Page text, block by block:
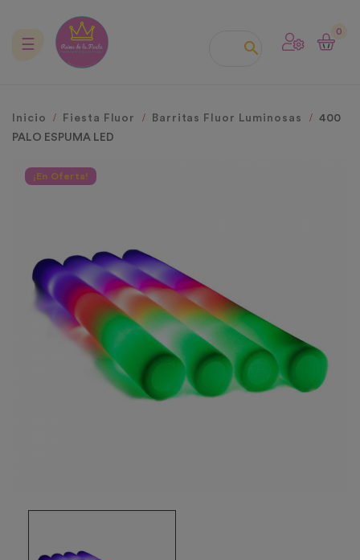

0
Navegación
☰
Inicio Fiesta Fluor Barritas Fluor Luminosas
400
PALO ESPUMA LED
¡En Oferta!